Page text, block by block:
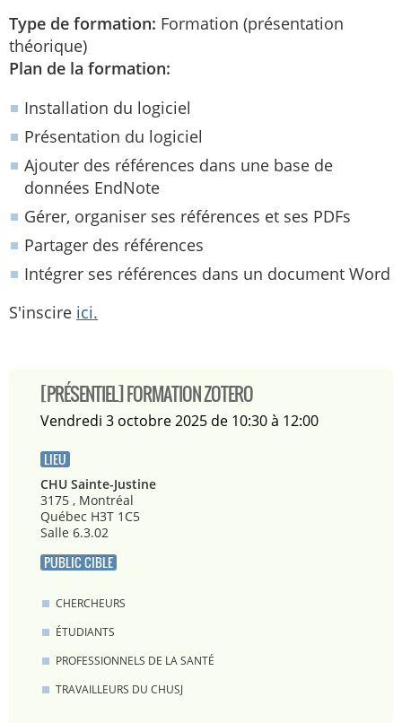
Type de formation: Formation (présentation
théorique)
Plan de la formation:
Installation du logiciel
Présentation du logiciel
Ajouter des références dans une base de
données EndNote
Gérer, organiser ses références et ses PDFs
Partager des références
Intégrer ses références dans un document Word
S'inscire ici.
[PRÉSENTIEL] FORMATION ZOTERO
vendredi 3 octobre 2025 de 10:30 à 12:00
LIEU
CHU Sainte-Justine
3175 , Montréal
Québec H3T 1C5
Salle 6.3.02
PUBLIC CIBLE
CHERCHEURS
ÉTUDIANTS
PROFESSIONNELS DE LA SANTÉ
TRAVAILLEURS DU CHUSJ